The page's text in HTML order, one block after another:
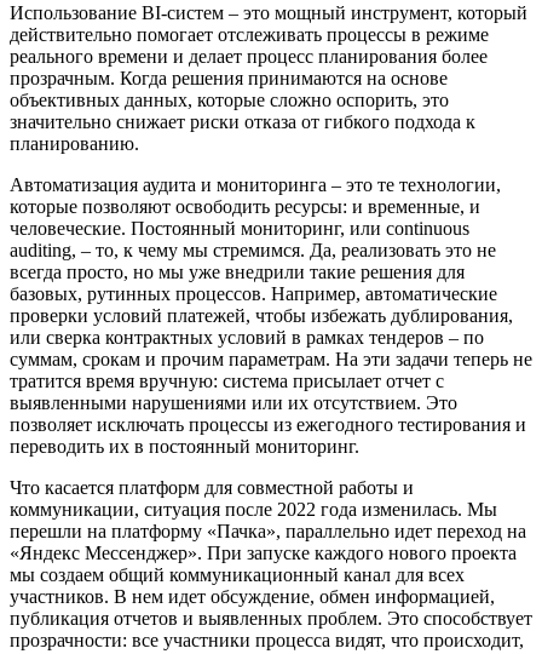
Использование BI-систем – это мощный инструмент, который
действительно помогает отслеживать процессы в режиме
реального времени и делает процесс планирования более
прозрачным. Когда решения принимаются на основе
объективных данных, которые сложно оспорить, это
значительно снижает риски отказа от гибкого подхода к
планированию.
Автоматизация аудита и мониторинга – это те технологии,
которые позволяют освободить ресурсы: и временные, и
человеческие. Постоянный мониторинг, или continuous
auditing, – то, к чему мы стремимся. Да, реализовать это не
всегда просто, но мы уже внедрили такие решения для
базовых, рутинных процессов. Например, автоматические
проверки условий платежей, чтобы избежать дублирования,
или сверка контрактных условий в рамках тендеров – по
суммам, срокам и прочим параметрам. На эти задачи теперь не
тратится время вручную: система присылает отчет с
выявленными нарушениями или их отсутствием. Это
позволяет исключать процессы из ежегодного тестирования и
переводить их в постоянный мониторинг.
Что касается платформ для совместной работы и
коммуникации, ситуация после 2022 года изменилась. Мы
перешли на платформу «Пачка», параллельно идет переход на
«Яндекс Мессенджер». При запуске каждого нового проекта
мы создаем общий коммуникационный канал для всех
участников. В нем идет обсуждение, обмен информацией,
публикация отчетов и выявленных проблем. Это способствует
прозрачности: все участники процесса видят, что происходит,